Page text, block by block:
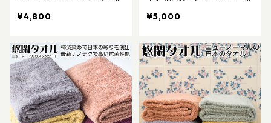
の彩り、抗菌活性値５のナ
¥4,800
渋染めで日本の彩り、抗菌
菌加工
¥5,000